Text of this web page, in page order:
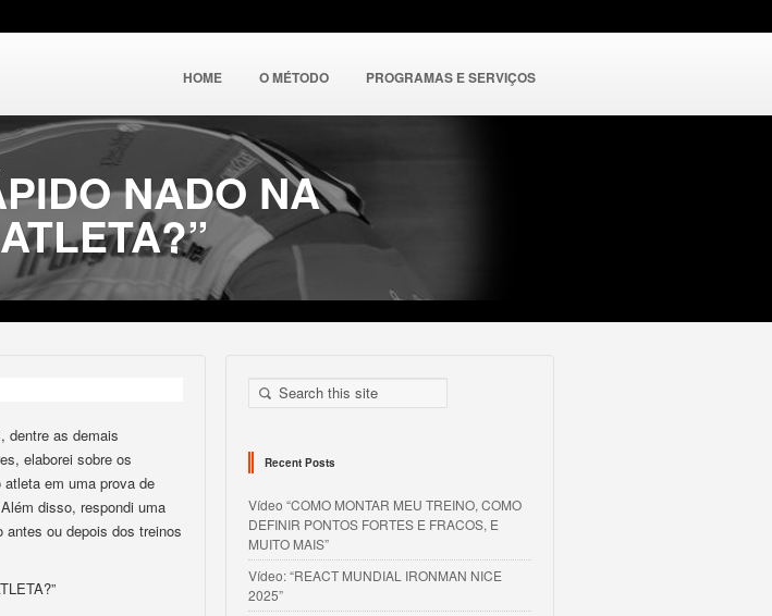
HOME O MÉTODO PROGRAMAS E SERVIÇOS
NADO NA
dentre as demais
elaborei sobre os
em uma prova de
disso, respondi uma
ou depois dos treinos
Recent Posts
Vídeo “COMO MONTAR MEU TREINO, COMO
DEFINIR PONTOS FORTES E FRACOS, E
MUITO MAIS”
Vídeo: “REACT MUNDIAL IRONMAN NICE
2025”